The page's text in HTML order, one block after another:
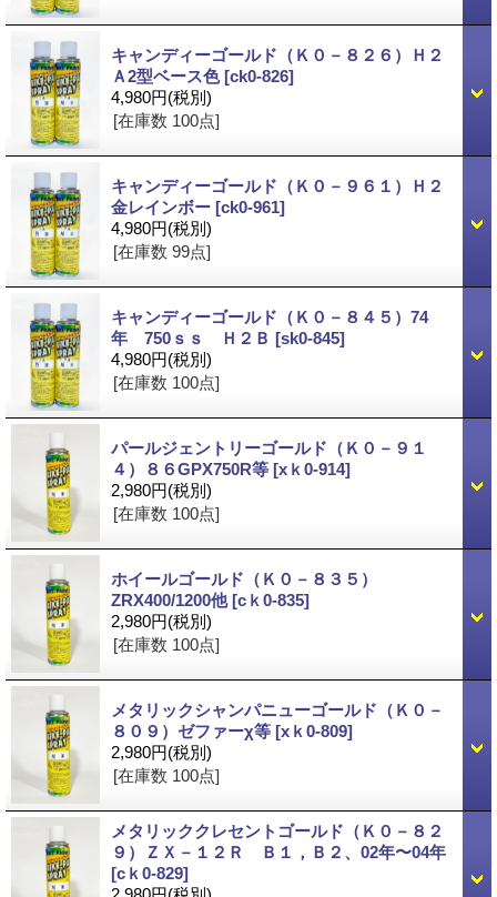
キャンディーゴールド（Ｋ０－８２６）Ｈ２
Ａ2型ベース色[ck0-826]
4,980円(税別)
[在庫数 100点]
キャンディーゴールド（Ｋ０－９６１）Ｈ２
金レインボー [ck0-961]
4,980円(税別)
[在庫数 99点]
キャンディーゴールド（Ｋ０－８４５）74
年 750ｓｓ Ｈ２Ｂ [sk0-845]
4,980円(税別)
[在庫数 100点]
パールジェントリーゴールド（Ｋ０－９１
４）８６GPX750R等 [xｋ0-914]
2,980円(税別)
[在庫数 100点]
ホイールゴールド（Ｋ０－８３５）
ZRX400/1200他[cｋ0-835]
2,980円(税別)
[在庫数 100点]
メタリックシャンパニューゴールド（Ｋ０－
８０９）ゼファーχ等 [xｋ0-809]
2,980円(税別)
[在庫数 100点]
メタリッククレセントゴールド（Ｋ０－８２
９）ＺＸ－１２Ｒ Ｂ１，Ｂ２、02年〜04年
[cｋ0-829]